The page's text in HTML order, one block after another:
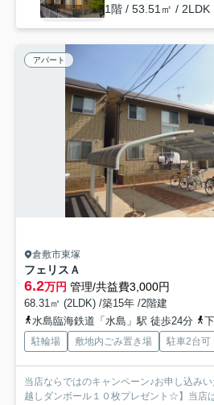
1階 / 53.51㎡ / 2LDK
アパート
倉敷市東塚
フェリスＡ
6.2万円 管理/共益費3,000円
68.31㎡ (2LDK) /築15年 /2階建
水島臨海鉄道「水島」駅 徒歩24分
下
駐輪場 敷地内ごみ置き場 駐車2台可
当店ならではのキャンペーン♪お申し込み
越しダンボール１０枚プレゼント☆】当店